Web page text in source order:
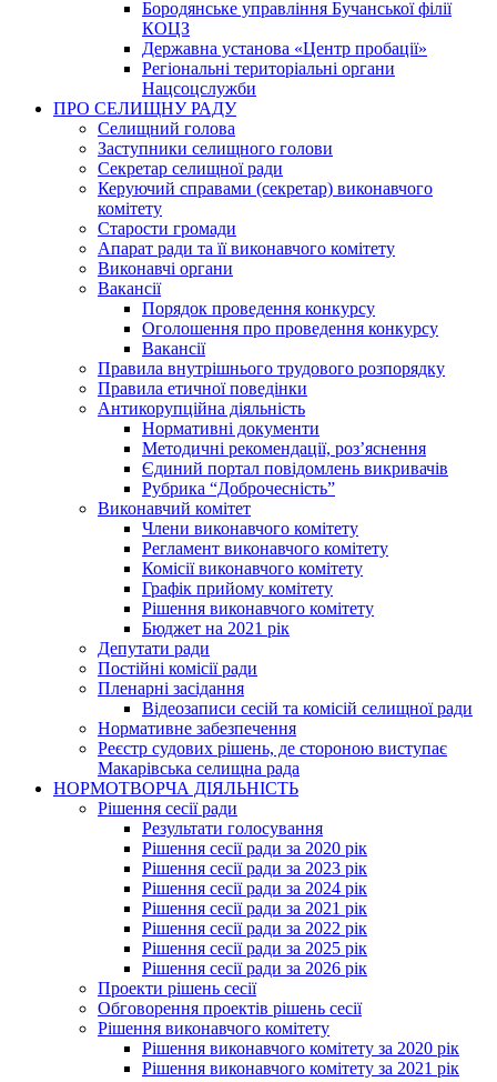
Бородянське управління Бучанської філії
КОЦЗ
Державна установа «Центр пробації»
Регіональні територіальні органи
Нацсоцслужби
ПРО СЕЛИЩНУ РАДУ
Селищний голова
Заступники селищного голови
Секретар селищної ради
Керуючий справами (секретар) виконавчого
комітету
Старости громади
Апарат ради та її виконавчого комітету
Виконавчі органи
Вакансії
Порядок проведення конкурсу
Оголошення про проведення конкурсу
Вакансії
Правила внутрішнього трудового розпорядку
Правила етичної поведінки
Антикорупційна діяльність
Нормативні документи
Методичні рекомендації, роз’яснення
Єдиний портал повідомлень викривачів
Рубрика “Доброчесність”
Виконавчий комітет
Члени виконавчого комітету
Регламент виконавчого комітету
Комісії виконавчого комітету
Графік прийому комітету
Рішення виконавчого комітету
Бюджет на 2021 рік
Депутати ради
Постійні комісії ради
Пленарні засідання
Відеозаписи сесій та комісій селищної ради
Нормативне забезпечення
Реєстр судових рішень, де стороною виступає
Макарівська селищна рада
НОРМОТВОРЧА ДІЯЛЬНІСТЬ
Рішення сесії ради
Результати голосування
Рішення сесії ради за 2020 рік
Рішення сесії ради за 2023 рік
Рішення сесії ради за 2024 рік
Рішення сесії ради за 2021 рік
Рішення сесії ради за 2022 рік
Рішення сесії ради за 2025 рік
Рішення сесії ради за 2026 рік
Проекти рішень сесії
Обговорення проектів рішень сесії
Рішення виконавчого комітету
Рішення виконавчого комітету за 2020 рік
Рішення виконавчого комітету за 2021 рік